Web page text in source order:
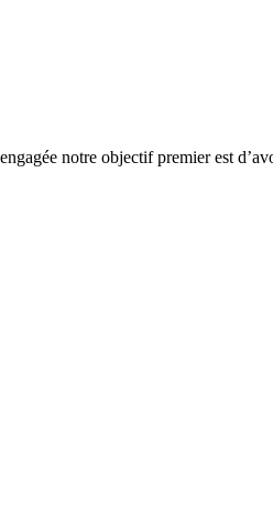
notre objectif premier est